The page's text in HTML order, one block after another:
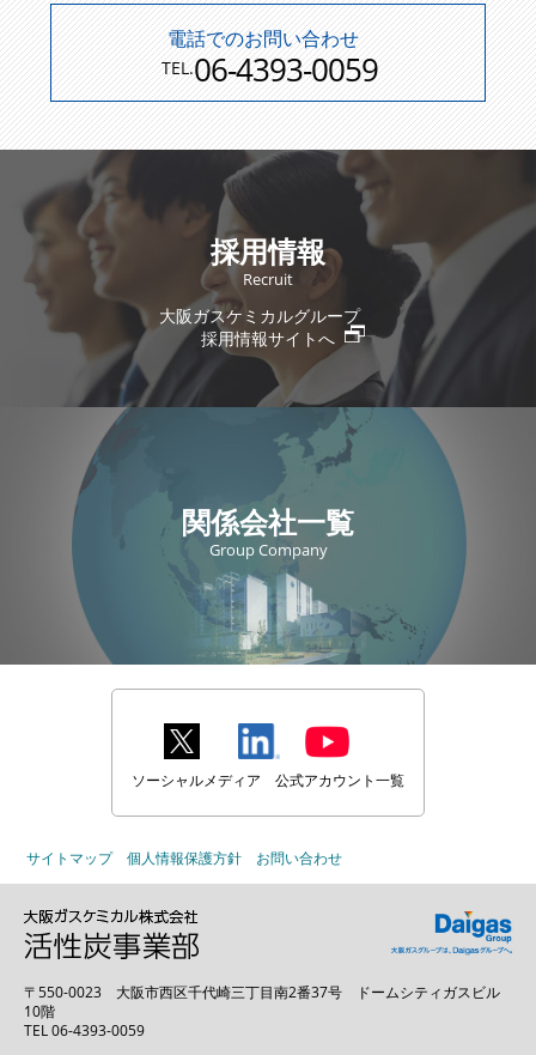
電話でのお問い合わせ
TEL.06-4393-0059
採用情報
Recruit
大阪ガスケミカルグループ
採用情報サイトへ
関係会社一覧
Group Company
ソーシャルメディア 公式アカウント一覧
サイトマップ 個人情報保護方針 お問い合わせ
〒550-0023 大阪市西区千代崎三丁目南2番37号 ドームシティガスビル
10階
TEL 06-4393-0059